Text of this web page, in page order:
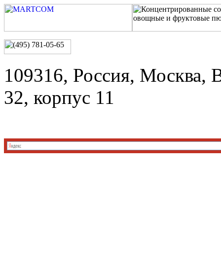
109316, Россия, Москва,
32, корпус 11